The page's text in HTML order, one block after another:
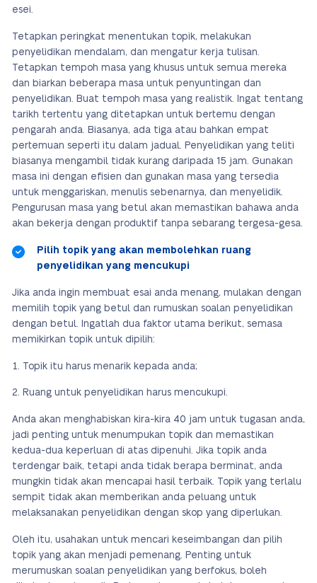
esei.
Tetapkan peringkat menentukan topik, melakukan
penyelidikan mendalam, dan mengatur kerja tulisan.
Tetapkan tempoh masa yang khusus untuk semua mereka
dan biarkan beberapa masa untuk penyuntingan dan
penyelidikan. Buat tempoh masa yang realistik. Ingat tentang
tarikh tertentu yang ditetapkan untuk bertemu dengan
pengarah anda. Biasanya, ada tiga atau bahkan empat
pertemuan seperti itu dalam jadual. Penyelidikan yang teliti
biasanya mengambil tidak kurang daripada 15 jam. Gunakan
masa ini dengan efisien dan gunakan masa yang tersedia
untuk menggariskan, menulis sebenarnya, dan menyelidik.
Pengurusan masa yang betul akan memastikan bahawa anda
akan bekerja dengan produktif tanpa sebarang tergesa-gesa.
Pilih topik yang akan membolehkan ruang
penyelidikan yang mencukupi
Jika anda ingin membuat esai anda menang, mulakan dengan
memilih topik yang betul dan rumuskan soalan penyelidikan
dengan betul. Ingatlah dua faktor utama berikut, semasa
memikirkan topik untuk dipilih:
Topik itu harus menarik kepada anda;
Ruang untuk penyelidikan harus mencukupi.
Anda akan menghabiskan kira-kira 40 jam untuk tugasan anda,
jadi penting untuk menumpukan topik dan memastikan
kedua-dua keperluan di atas dipenuhi. Jika topik anda
terdengar baik, tetapi anda tidak berapa berminat, anda
mungkin tidak akan mencapai hasil terbaik. Topik yang terlalu
sempit tidak akan memberikan anda peluang untuk
melaksanakan penyelidikan dengan skop yang diperlukan.
Oleh itu, usahakan untuk mencari keseimbangan dan pilih
topik yang akan menjadi pemenang. Penting untuk
merumuskan soalan penyelidikan yang berfokus, boleh